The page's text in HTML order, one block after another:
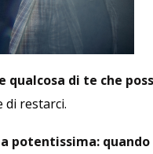
qualcosa di te che
restarci.
potentissima: